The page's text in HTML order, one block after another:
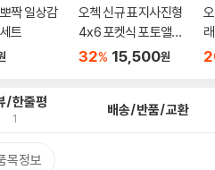
짝 일상감
트
오첵 신규 표지사진형
4x6 포켓식 포토앨범
200...
32% 15,500원
/한줄평
1 배송/반품/교환
목정보